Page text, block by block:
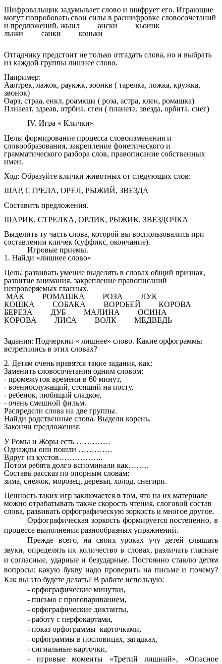
Шифровальщик задумывает слово и шифрует его. Играющие
могут попробовать свои силы в расшифровке словосочетаний
и предложений. жыил ански кьоинк
лыжи санки коньки
Отгадчику предстоит не только отгадать слова, но и выбрать
из каждой группы лишнее слово.
Например:
Аалтрек, лажок, раукжк, зоонкв ( тарелка, ложка, кружка,
звонок)
Оарз, страа, енкл, роамкша ( роза, астра, клен, ромашка)
Плнаеат, здзеав, отрбиа, сген ( планета, звезда, орбита, снег)
IV. Игра « Клички»
Цель: формирование процесса словоизменения и
словообразования, закрепление фонетического и
грамматического разбора слов, правописание собственных
имен.
Ход: Образуйте клички животных от следующих слов:
ШАР, СТРЕЛА, ОРЕЛ, РЫЖИЙ, ЗВЕЗДА
Составить предложения.
ШАРИК, СТРЕЛКА, ОРЛИК, РЫЖИК, ЗВЕЗДОЧКА
Выделить ту часть слова, которой вы воспользовались при
составлении кличек (суффикс, окончание).
Игровые приемы.
1. Найди «лишнее слово»
Цель: развивать умение выделять в словах общий признак,
развитие внимания, закрепление правописаний
непроверяемых гласных.
МАК РОМАШКА РОЗА ЛУК
КОШКА СОБАКА ВОРОБЕЙ КОРОВА
БЕРЕЗА ДУБ МАЛИНА ОСИНА
КОРОВА ЛИСА ВОЛК МЕДВЕДЬ
Задания: Подчеркни « лишнее» слово. Какие орфограммы
встретились в этих словах?
2. Детям очень нравятся такие задания, как:
Заменить словосочетания одним словом:
- промежуток времени в 60 минут,
- военнослужащий, стоящий на посту,
- ребенок, любящий сладкое,
- очень смешной фильм.
Распредели слова на две группы.
Найди родственные слова. Выдели корень.
Закончи предложения:
У Ромы и Жоры есть ………….
Однажды они пошли ………….
Вдруг из кустов……………..
Потом ребята долго вспоминали как……..
Составь рассказ по опорным словам:
зима, снежок, морозец, деревья, холод, снегири.
Ценность таких игр заключается в том, что на их материале
можно отрабатывать также скорость чтения, слоговой состав
слова, развивать орфографическую зоркость и многое другое.
Орфографическая зоркость формируется постепенно, в
процессе выполнения разнообразных упражнений.
Прежде всего, на своих уроках учу детей слышать
звуки, определять их количество в словах, различать гласные
и согласные, ударные и безударные. Постоянно ставлю детям
вопросы: какую букву надо проверить на письме и почему?
Как вы это будете делать? В работе использую:
- орфографические минутки,
- письмо с проговариванием,
- орфографические диктанты,
- работу с перфокартами,
- показ орфограммы карточками,
- орфограммы в пословицах, загадках,
- сигнальные карточки,
- игровые моменты «Третий лишний», «Опасное